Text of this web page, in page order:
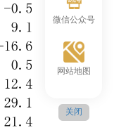
微信公众号
网站地图
关闭